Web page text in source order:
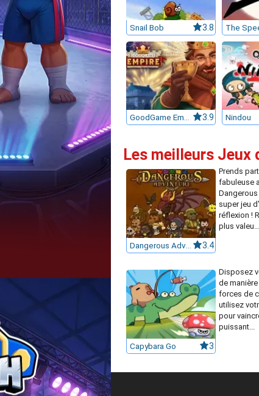
Snail Bob 3.8 The
GoodGame Empire 3.9 Nindou
Les meilleurs Jeux
3.4
Prends
fabuleuse
Dangerous
super jeu
réflexion !
plus valeu...
Capybara Go 3
Disposez
de
forces de
utilisez
pour
puissant...